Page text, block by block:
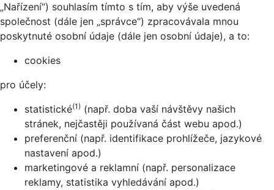
„Nařízení“) souhlasím tímto s tím, aby výše uvedená
společnost (dále jen „správce“) zpracovávala mnou
poskytnuté osobní údaje (dále jen osobní údaje), a to:
cookies
pro účely:
statistické(1) (např. doba vaší návštěvy našich
stránek, nejčastěji používaná část webu apod.)
preferenční (např. identifikace prohlížeče, jazykové
nastavení apod.)
marketingové a reklamní (např. personalizace
reklamy, statistika vyhledávání apod.)